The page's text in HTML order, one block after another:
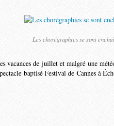
Les chorégraphies se sont
vacances de juillet et malgré une
baptisé Festival de Cannes à